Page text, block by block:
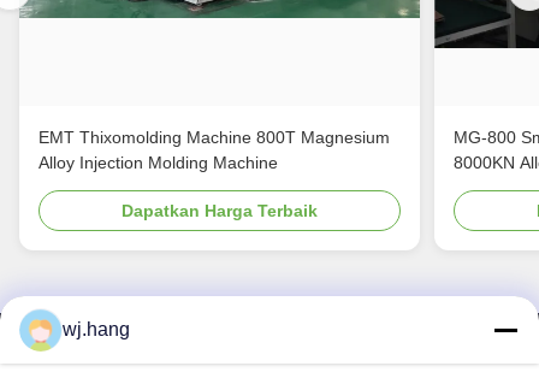
EMT Thixomolding Machine 800T Magnesium
Alloy Injection Molding Machine
Dapatkan Harga Terbaik
MG-800
Hubungi Kami
wj.hang